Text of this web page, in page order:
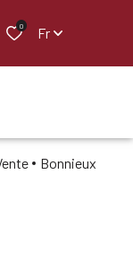
0 Fr
Vente
Bonnieux